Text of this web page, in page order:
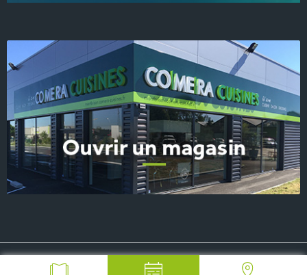
© 2026 COMERA Cuisines, tous droits réservés Plan du site
-FAQ